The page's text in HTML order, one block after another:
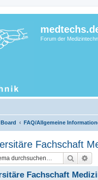
Forum der
FAQ/Allgemeine
Fachschaft
Suche
Fachschaft